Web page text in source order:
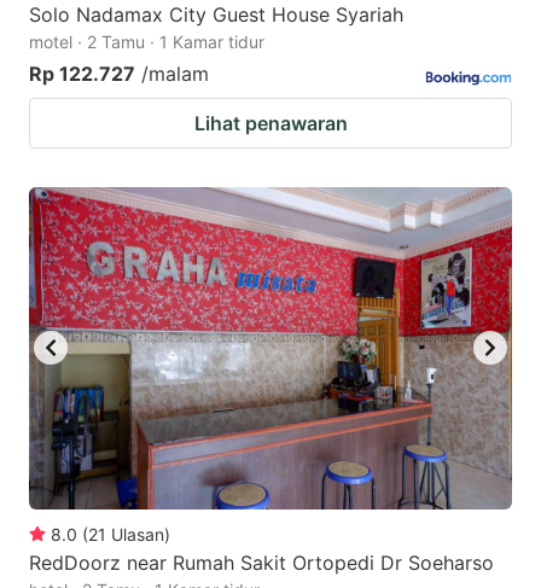
Solo Nadamax City Guest House Syariah
motel · 2 Tamu · 1 Kamar tidur
Rp 122.727 /malam
Lihat penawaran
8.0 (21 Ulasan)
RedDoorz near Rumah Sakit Ortopedi Dr Soeharso